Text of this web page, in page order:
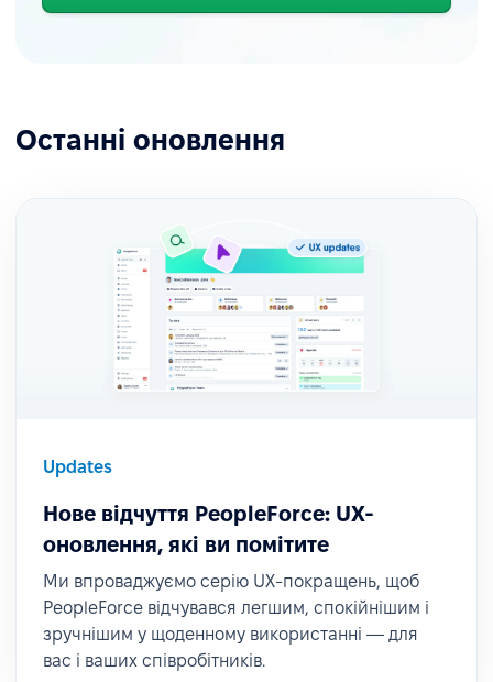
Останні оновлення
Updates
Нове відчуття PeopleForce: UX-
оновлення, які ви помітите
Ми впроваджуємо серію UX-покращень, щоб
PeopleForce відчувався легшим, спокійнішим і
зручнішим у щоденному використанні — для
вас і ваших співробітників.